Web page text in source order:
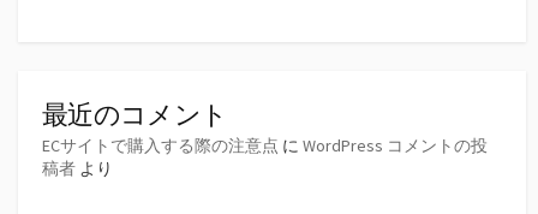
最近のコメント
ECサイトで購入する際の注意点 に WordPress コメントの投
稿者 より